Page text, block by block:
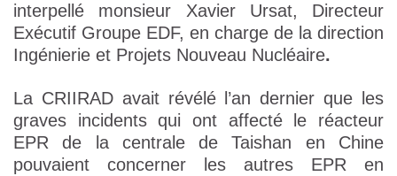
interpellé monsieur Xavier Ursat, Directeur
Exécutif Groupe EDF, en charge de la direction
Ingénierie et Projets Nouveau Nucléaire.
La CRIIRAD avait révélé l’an dernier que les
graves incidents qui ont affecté le réacteur
EPR de la centrale de Taishan en Chine
pouvaient concerner les autres EPR en